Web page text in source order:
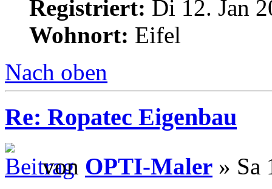
Registriert: Di 12. Jan
Wohnort: Eifel
Nach oben
Re: Ropatec Eigenbau
von OPTI-Maler » Sa